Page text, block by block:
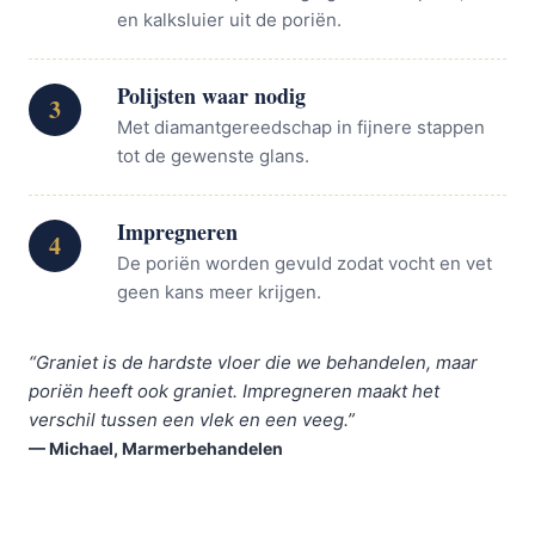
en kalksluier uit de poriën.
3 Polijsten waar nodig
Met diamantgereedschap in fijnere stappen
tot de gewenste glans.
4 Impregneren
De poriën worden gevuld zodat vocht en vet
geen kans meer krijgen.
“Graniet is de hardste vloer die we behandelen, maar
poriën heeft ook graniet. Impregneren maakt het
verschil tussen een vlek en een veeg.”
— Michael, Marmerbehandelen